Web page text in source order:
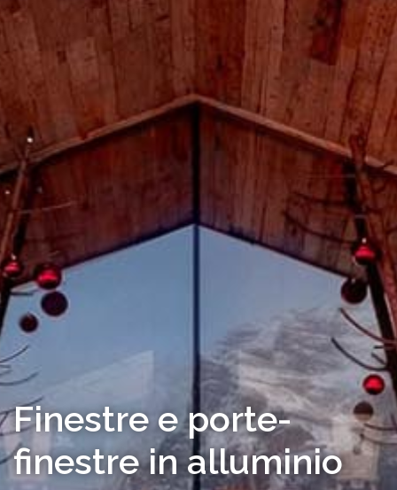
Finestre e porte-
finestre in alluminio